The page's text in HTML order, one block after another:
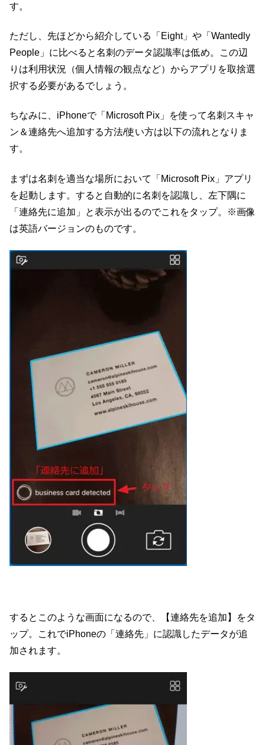
す。
ただし、先ほどから紹介している「Eight」や「Wantedly
People」に比べると名刺のデータ認識率は低め。この辺
りは利用状況（個人情報の観点など）からアプリを取捨選
択する必要があるでしょう。
ちなみに、iPhoneで「Microsoft Pix」を使って名刺スキャ
ン＆連絡先へ追加する方法/使い方は以下の流れとなりま
す。
まずは名刺を適当な場所において「Microsoft Pix」アプリ
を起動します。すると自動的に名刺を認識し、左下隅に
「連絡先に追加」と表示が出るのでこれをタップ。※画像
は英語バージョンのものです。
するとこのような画面になるので、【連絡先を追加】をタ
ップ。これでiPhoneの「連絡先」に認識したデータが追
加されます。